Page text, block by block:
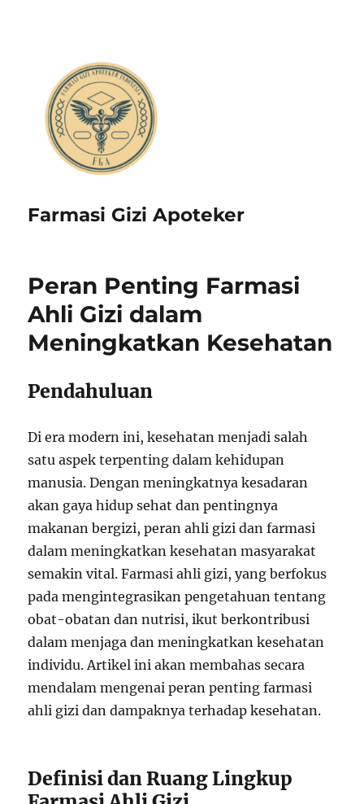
Farmasi Gizi Apoteker
Peran Penting Farmasi
Ahli Gizi dalam
Meningkatkan Kesehatan
Pendahuluan
Di era modern ini, kesehatan menjadi salah
satu aspek terpenting dalam kehidupan
manusia. Dengan meningkatnya kesadaran
akan gaya hidup sehat dan pentingnya
makanan bergizi, peran ahli gizi dan farmasi
dalam meningkatkan kesehatan masyarakat
semakin vital. Farmasi ahli gizi, yang berfokus
pada mengintegrasikan pengetahuan tentang
obat-obatan dan nutrisi, ikut berkontribusi
dalam menjaga dan meningkatkan kesehatan
individu. Artikel ini akan membahas secara
mendalam mengenai peran penting farmasi
ahli gizi dan dampaknya terhadap kesehatan.
Definisi dan Ruang Lingkup